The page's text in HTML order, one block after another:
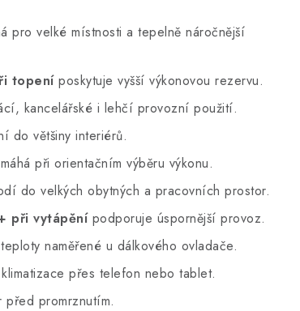
pro velké místnosti a tepelně náročnější
topeníposkytuje vyšší výkonovou rezervu.
kancelářské i lehčí provozní použití.
do většiny interiérů.
při orientačním výběru výkonu.
do velkých obytných a pracovních prostor.
při vytápěnípodporuje úspornější provoz.
naměřené u dálkového ovladače.
přes telefon nebo tablet.
před promrznutím.